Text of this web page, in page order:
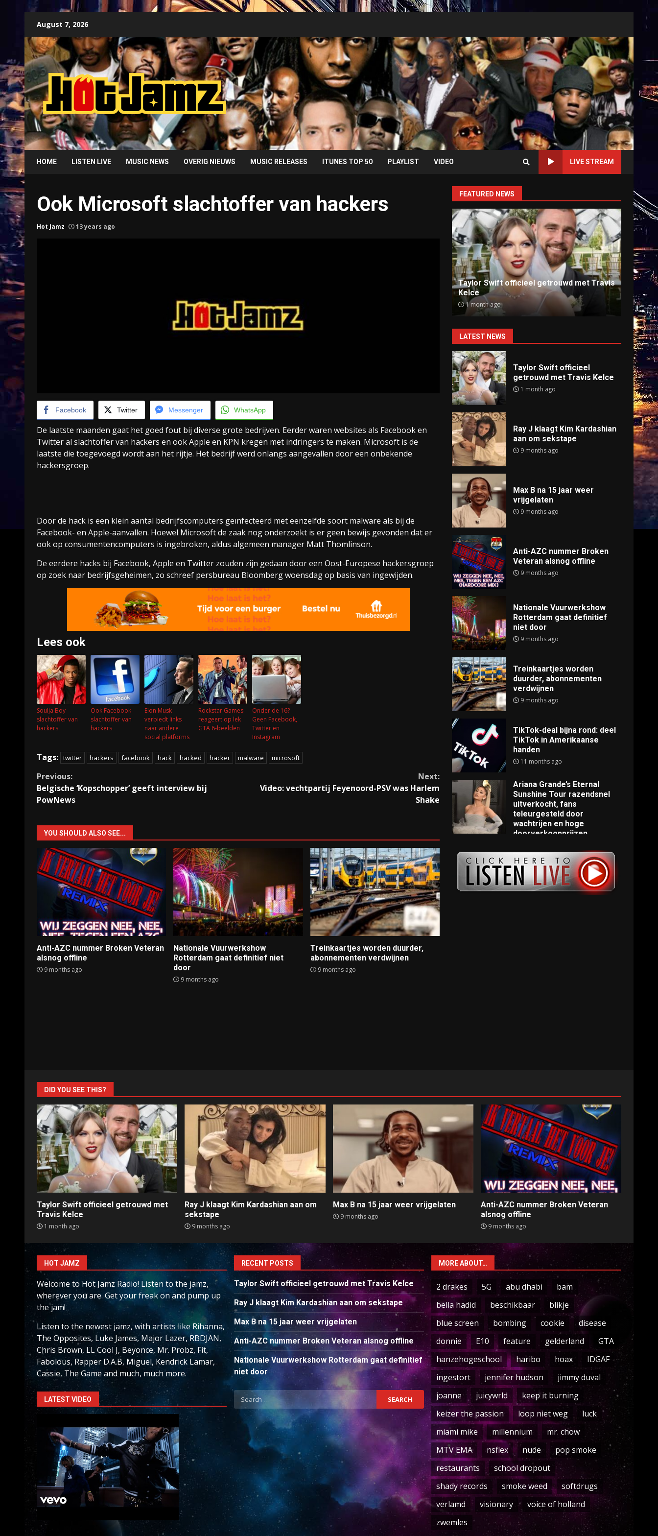
content
August 7, 2026
HOME LISTEN LIVE MUSIC NEWS OVERIG NIEUWS MUSIC RELEASES ITUNES TOP 50 PLAYLIST VIDEO LIVE STREAM
Ook Microsoft slachtoffer van hackers
Hot Jamz 13 years ago
Facebook Twitter Messenger WhatsApp
De laatste maanden gaat het goed fout bij diverse grote bedrijven. Eerder waren websites als Facebook en
Twitter al slachtoffer van hackers en ook Apple en KPN kregen met indringers te maken. Microsoft is de
laatste die toegevoegd wordt aan het rijtje. Het bedrijf werd onlangs aangevallen door een onbekende
hackersgroep.
Door de hack is een klein aantal bedrijfscomputers geïnfecteerd met eenzelfde soort malware als bij de
Facebook- en Apple-aanvallen. Hoewel Microsoft de zaak nog onderzoekt is er geen bewijs gevonden dat er
ook op consumentencomputers is ingebroken, aldus algemeen manager Matt Thomlinson.
De eerdere hacks bij Facebook, Apple en Twitter zouden zijn gedaan door een Oost-Europese hackersgroep
op zoek naar bedrijfsgeheimen, zo schreef persbureau Bloomberg woensdag op basis van ingewijden.
Lees ook
Soulja Boy
slachtoffer van
hackers
Ook Facebook
slachtoffer van
hackers
Elon Musk
verbiedt links
naar andere
social platforms
Rockstar Games
reageert op lek
GTA 6-beelden
Onder de 16?
Geen Facebook,
Twitter en
Instagram
Tags: twitter hackers facebook hack hacked hacker malware microsoft
Continue
Reading
Previous:
Belgische ‘Kopschopper’ geeft interview bij
PowNews
Next:
Video: vechtpartij Feyenoord-PSV was Harlem
Shake
YOU SHOULD ALSO SEE...
Anti-AZC nummer Broken Veteran
alsnog offline
9 months ago
Nationale Vuurwerkshow
Rotterdam gaat definitief niet
door
9 months ago
Treinkaartjes worden duurder,
abonnementen verdwijnen
9 months ago
FEATURED NEWS
1 month ago
Ray J klaagt Kim Kardashian aan om
sekstape
9 months ago
Anti-
9
LATEST NEWS
Taylor Swift officieel
getrouwd met Travis Kelce
1 month ago
Ray J klaagt Kim Kardashian
aan om sekstape
9 months ago
Max B na 15 jaar weer
vrijgelaten
9 months ago
Anti-AZC nummer Broken
Veteran alsnog offline
9 months ago
Nationale Vuurwerkshow
Rotterdam gaat definitief
niet door
9 months ago
Treinkaartjes worden
duurder, abonnementen
verdwijnen
9 months ago
TikTok-deal bijna rond: deel
TikTok in Amerikaanse
handen
11 months ago
Ariana Grande’s Eternal
Sunshine Tour razendsnel
uitverkocht, fans
teleurgesteld door
wachtrijen en hoge
doorverkoopprijzen
DID YOU SEE THIS?
Taylor Swift officieel getrouwd met
Travis Kelce
1 month ago
Ray J klaagt Kim Kardashian aan om
sekstape
9 months ago
Max B na 15 jaar weer vrijgelaten
9 months ago
Anti-AZC nummer Broken Veteran
alsnog offline
9 months ago
HOT JAMZ
Welcome to Hot Jamz Radio! Listen to the jamz,
wherever you are. Get your freak on and pump up
the jam!
Listen to the newest jamz, with artists like Rihanna,
The Opposites, Luke James, Major Lazer, RBDJAN,
Chris Brown, LL Cool J, Beyonce, Mr. Probz, Fit,
Fabolous, Rapper D.A.B, Miguel, Kendrick Lamar,
Cassie, The Game and much, much more.
LATEST VIDEO
RECENT POSTS
Taylor Swift officieel getrouwd met Travis Kelce
Ray J klaagt Kim Kardashian aan om sekstape
Max B na 15 jaar weer vrijgelaten
Anti-AZC nummer Broken Veteran alsnog offline
Nationale Vuurwerkshow Rotterdam gaat definitief
niet door
Search
for:
MORE ABOUT…
2 drakes 5G abu dhabi
bam
bella hadid
beschikbaar
blikje
blue screen
bombing cookie
disease
donnie
E10 feature gelderland
GTA
hanzehogeschool
haribo hoax
IDGAF
ingestort
jennifer hudson
jimmy duval
joanne
juicywrld
keep it burning
keizer the passion
loop niet weg
luck
miami mike
millennium
mr. chow
MTV EMA
nsflex nude
pop smoke
restaurants
school dropout
shady records
smoke weed
softdrugs
verlamd
visionary
voice of holland
zwemles